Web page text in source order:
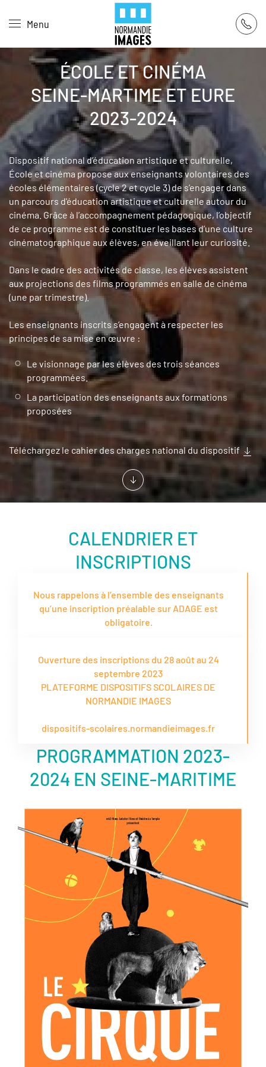
Skip to main content
Menu
ÉCOLE ET CINÉMA
SEINE-MARTIME ET EURE
2023-2024
Dispositif national d’éducation artistique et culturelle,
École et cinéma propose aux enseignants volontaires des
écoles élémentaires (cycle 2 et cycle 3) de s’engager dans
un parcours d'éducation artistique et culturelle autour du
cinéma. Grâce à l’accompagnement pédagogique, l’objectif
de ce programme est de constituer les bases d’une culture
cinématographique aux élèves, en éveillant leur curiosité.
Dans le cadre des activités de classe, les élèves assistent
aux projections des films programmés en salle de cinéma
(une par trimestre).
Les enseignants inscrits s’engagent à respecter les
principes de sa mise en œuvre :
Le visionnage par les élèves des trois séances
programmées.
La participation des enseignants aux formations
proposées
Téléchargez le cahier des charges national du dispositif
CALENDRIER ET
INSCRIPTIONS
Nous rappelons à l’ensemble des enseignants
qu’une inscription préalable sur ADAGE est
obligatoire.
Ouverture des inscriptions du 28 août au 24
septembre 2023
PLATEFORME DISPOSITIFS SCOLAIRES DE
NORMANDIE IMAGES
dispositifs-scolaires.normandieimages.fr
PROGRAMMATION 2023-
2024 EN SEINE-MARITIME
Voir la fiche film
Panneau de gestion des cookies